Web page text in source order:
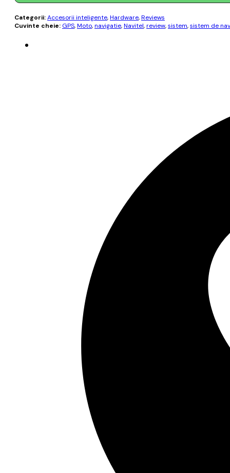
Categorii:Accesorii inteligente,Hardware,Reviews
Cuvinte cheie: GPS,Moto,navigatie,Navitel,review,sistem,sistem de